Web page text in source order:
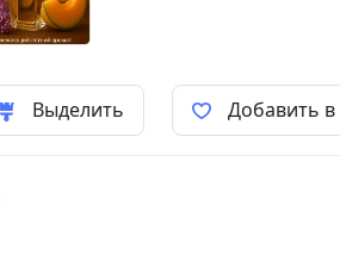
Выделить Добавить